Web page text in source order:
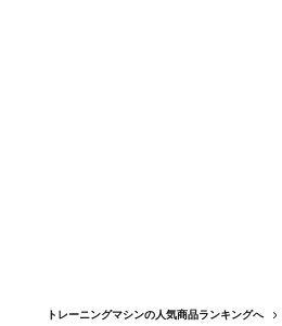
トレーニングマシンの人気商品ランキングへ